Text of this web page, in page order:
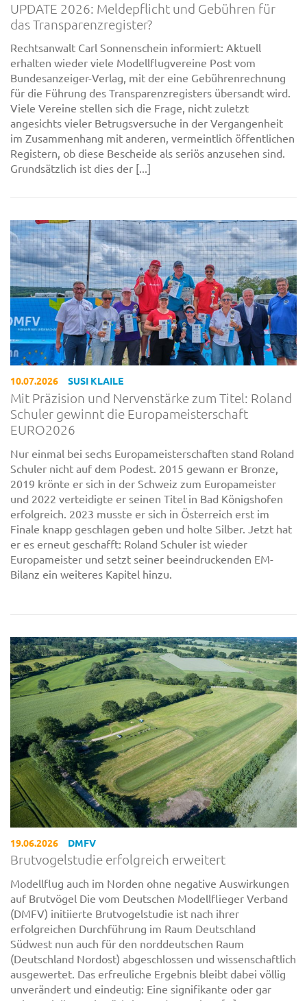
UPDATE 2026: Meldepflicht und Gebühren für
das Transparenzregister?
Rechtsanwalt Carl Sonnenschein informiert: Aktuell
erhalten wieder viele Modellflugvereine Post vom
Bundesanzeiger-Verlag, mit der eine Gebührenrechnung
für die Führung des Transparenzregisters übersandt wird.
Viele Vereine stellen sich die Frage, nicht zuletzt
angesichts vieler Betrugsversuche in der Vergangenheit
im Zusammenhang mit anderen, vermeintlich öffentlichen
Registern, ob diese Bescheide als seriös anzusehen sind.
Grundsätzlich ist dies der [...]
10.07.2026 SUSI KLAILE
Mit Präzision und Nervenstärke zum Titel: Roland
Schuler gewinnt die Europameisterschaft
EURO2026
Nur einmal bei sechs Europameisterschaften stand Roland
Schuler nicht auf dem Podest. 2015 gewann er Bronze,
2019 krönte er sich in der Schweiz zum Europameister
und 2022 verteidigte er seinen Titel in Bad Königshofen
erfolgreich. 2023 musste er sich in Österreich erst im
Finale knapp geschlagen geben und holte Silber. Jetzt hat
er es erneut geschafft: Roland Schuler ist wieder
Europameister und setzt seiner beeindruckenden EM-
Bilanz ein weiteres Kapitel hinzu.
19.06.2026 DMFV
Brutvogelstudie erfolgreich erweitert
Modellflug auch im Norden ohne negative Auswirkungen
auf Brutvögel Die vom Deutschen Modellflieger Verband
(DMFV) initiierte Brutvogelstudie ist nach ihrer
erfolgreichen Durchführung im Raum Deutschland
Südwest nun auch für den norddeutschen Raum
(Deutschland Nordost) abgeschlossen und wissenschaftlich
ausgewertet. Das erfreuliche Ergebnis bleibt dabei völlig
unverändert und eindeutig: Eine signifikante oder gar